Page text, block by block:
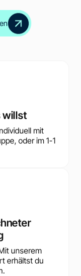
willst
mit
oder im 1-1
unserem
erhältst du